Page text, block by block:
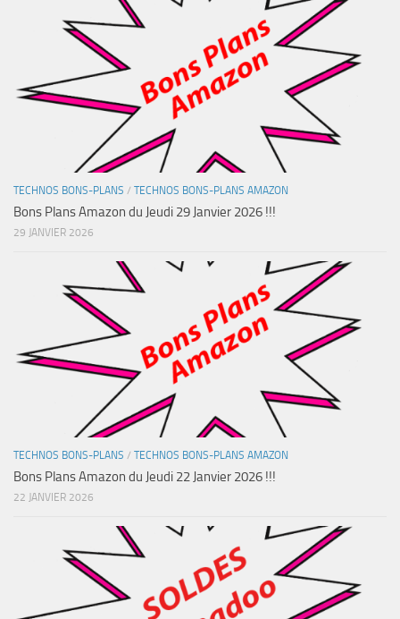
TECHNOS BONS-PLANS / TECHNOS BONS-PLANS AMAZON
Bons Plans Amazon du Jeudi 29 Janvier 2026 !!!
29 JANVIER 2026
TECHNOS BONS-PLANS / TECHNOS BONS-PLANS AMAZON
Bons Plans Amazon du Jeudi 22 Janvier 2026 !!!
22 JANVIER 2026